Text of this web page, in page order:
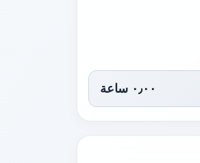
٠٫٠٠ ساعة